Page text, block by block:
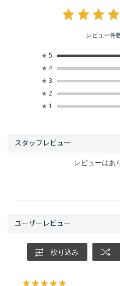
レビュー件
★ 5
★ 4
★ 3
★ 2
★ 1
絞り込み
レビューはあ